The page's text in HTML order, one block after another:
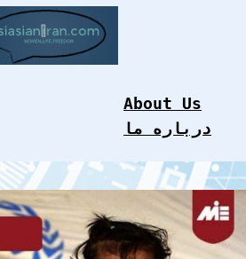
About Us
درباره ما